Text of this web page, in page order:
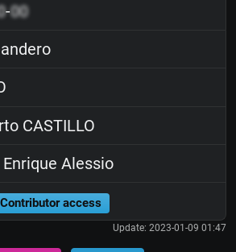
-00
CASTILLO
Enrique Alessio
Contributor access
Update: 2023-01-09 01:47